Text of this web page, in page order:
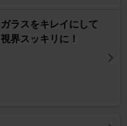
ラスをキレイにして
界スッキリに！